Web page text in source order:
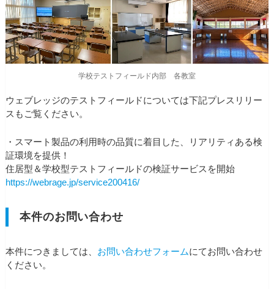
学校テストフィールド内部 各教室
ウェブレッジのテストフィールドについては下記プレスリリー
スもご覧ください。
・スマート製品の利用時の品質に着目した、リアリティある検
証環境を提供！
住居型＆学校型テストフィールドの検証サービスを開始
https://webrage.jp/service200416/
本件のお問い合わせ
本件につきましては、 お問い合わせフォームにてお問い合わせ
ください。